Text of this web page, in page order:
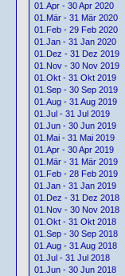
01.Apr - 30 Apr 2020
01.Mär - 31 Mär 2020
01.Feb - 29 Feb 2020
01.Jan - 31 Jan 2020
01.Dez - 31 Dez 2019
01.Nov - 30 Nov 2019
01.Okt - 31 Okt 2019
01.Sep - 30 Sep 2019
01.Aug - 31 Aug 2019
01.Jul - 31 Jul 2019
01.Jun - 30 Jun 2019
01.Mai - 31 Mai 2019
01.Apr - 30 Apr 2019
01.Mär - 31 Mär 2019
01.Feb - 28 Feb 2019
01.Jan - 31 Jan 2019
01.Dez - 31 Dez 2018
01.Nov - 30 Nov 2018
01.Okt - 31 Okt 2018
01.Sep - 30 Sep 2018
01.Aug - 31 Aug 2018
01.Jul - 31 Jul 2018
01.Jun - 30 Jun 2018